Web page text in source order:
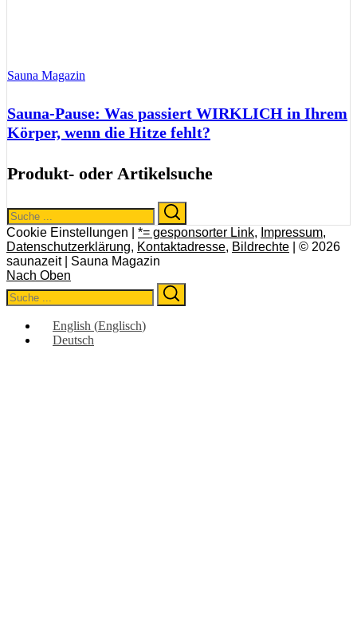
Sauna Magazin
Sauna-Pause: Was passiert WIRKLICH in Ihrem
Körper, wenn die Hitze fehlt?
Produkt- oder Artikelsuche
Search
for:
Cookie Einstellungen | *= gesponsorter Link, Impressum,
Datenschutzerklärung, Kontaktadresse, Bildrechte | © 2026
saunazeit | Sauna Magazin
Nach Oben
Search
for:
English (Englisch)
Deutsch